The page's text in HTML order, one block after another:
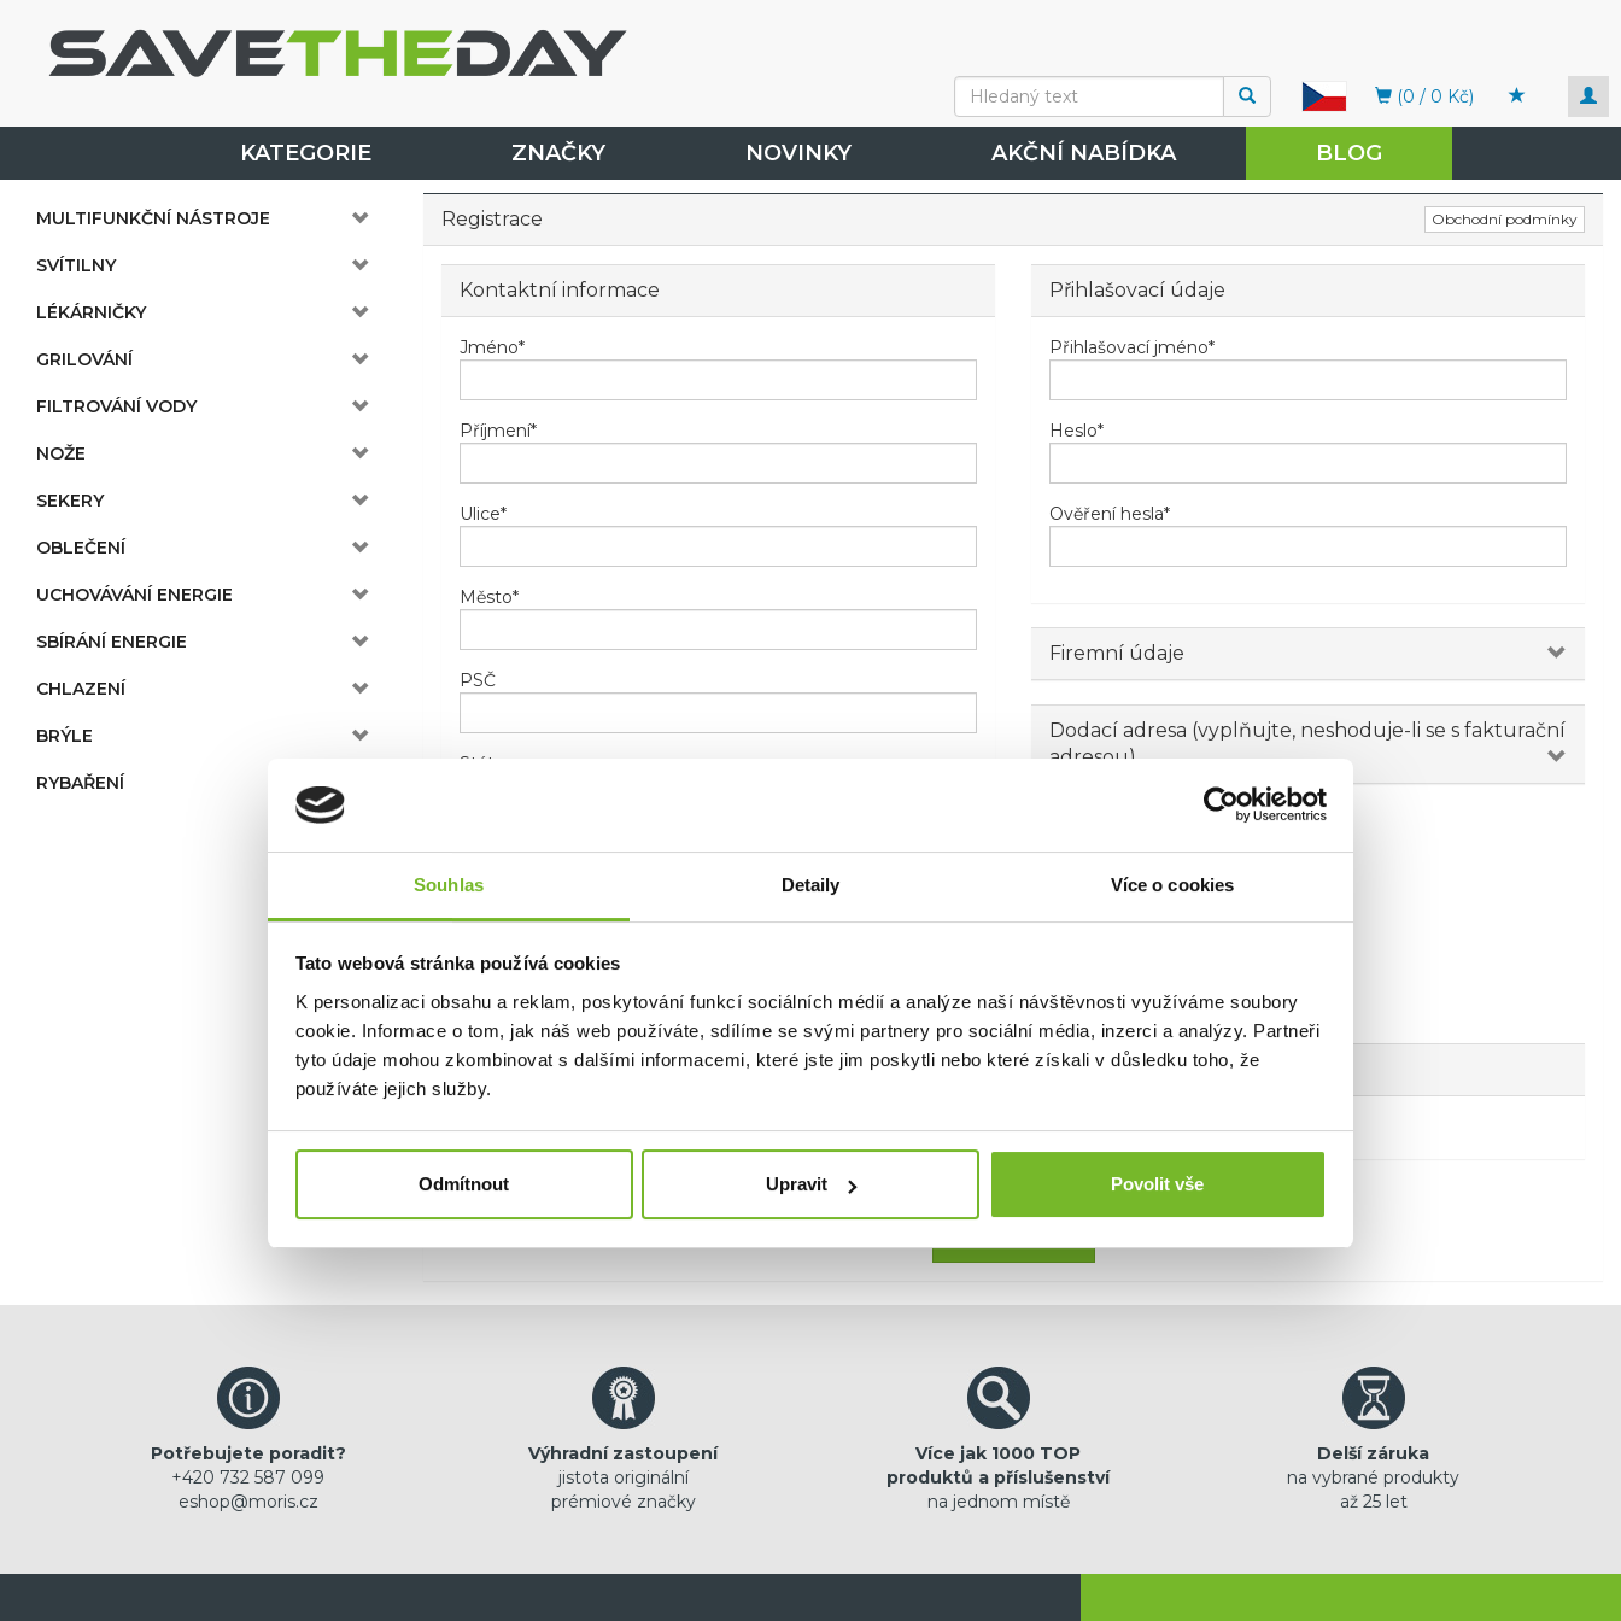
Souhlas Detaily Více o cookies
Tato webová stránka používá cookies
K personalizaci obsahu a reklam, poskytování funkcí sociálních médií a analýze naší návštěvnosti využíváme soubory
cookie. Informace o tom, jak náš web používáte, sdílíme se svými partnery pro sociální média, inzerci a analýzy. Partneři
tyto údaje mohou zkombinovat s dalšími informacemi, které jste jim poskytli nebo které získali v důsledku toho, že
používáte jejich služby.
Odmítnout Upravit Povolit vše
(0 / 0 Kč)
KATEGORIE ZNAČKY NOVINKY AKČNÍ NABÍDKA BLOG
MULTIFUNKČNÍ NÁSTROJE
SVÍTILNY
LÉKÁRNIČKY
GRILOVÁNÍ
FILTROVÁNÍ VODY
NOŽE
SEKERY
OBLEČENÍ
UCHOVÁVÁNÍ ENERGIE
SBÍRÁNÍ ENERGIE
CHLAZENÍ
BRÝLE
RYBAŘENÍ
Registrace Obchodní podmínky
Kontaktní informace
Jméno*
Příjmení*
Ulice*
Město*
PSČ
Stát
Telefon
Přihlašovací údaje
Přihlašovací jméno*
Heslo*
Ověření hesla*
Firemní údaje
Dodací adresa (vyplňujte, neshoduje-li se s fakturační
adresou)
Novinky emailem
Ano, chci dostávat emailem novinky.
Potřebujete poradit?
+420 732 587 099
eshop@moris.cz
Výhradní zastoupení
jistota originální
prémiové značky
Více jak 1000 TOP
produktů a příslušenství
na jednom místě
Delší záruka
na vybrané produkty
až 25 let